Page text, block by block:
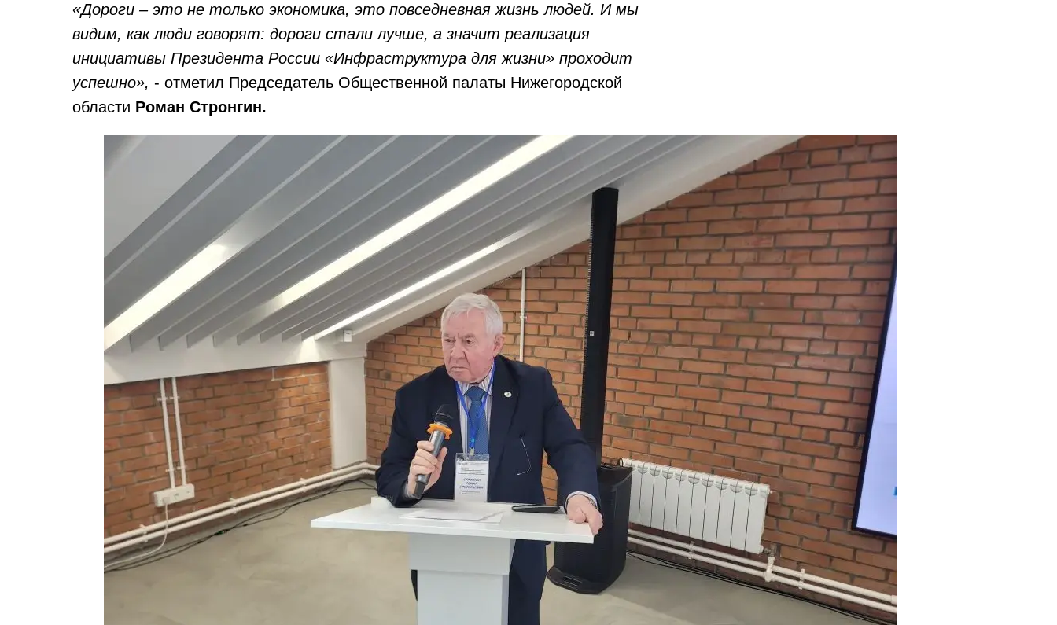
«Дороги – это не только экономика, это повседневная жизнь людей. И мы
видим, как люди говорят: дороги стали лучше, а значит реализация
инициативы Президента России «Инфраструктура для жизни» проходит
успешно», - отметил Председатель Общественной палаты Нижегородской
области Роман Стронгин.